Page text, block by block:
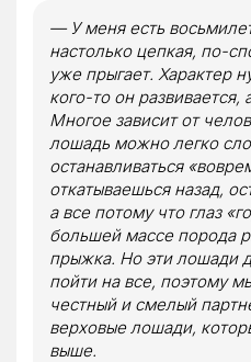
— У меня есть
настолько цепкая, по-
уже прыгает. Характер
кого-то он развивается,
Многое зависит от
лошадь можно легко
останавливаться
откатываешься назад,
а все потому что глаз
большей массе порода
прыжка. Но эти лошади
пойти на все, поэтому
честный и смелый
верховые лошади,
выше.